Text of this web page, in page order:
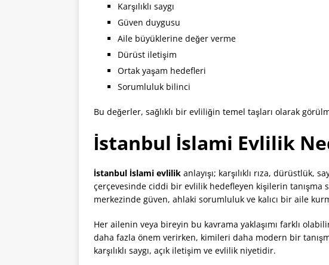
Karşılıklı saygı
Güven duygusu
Aile büyüklerine değer verme
Dürüst iletişim
Ortak yaşam hedefleri
Sorumluluk bilinci
Bu değerler, sağlıklı bir evliliğin temel taşları olarak
İstanbul İslami Evlilik
İstanbul İslami evlilik anlayışı; karşılıklı rıza, dürüstlük,
çerçevesinde ciddi bir evlilik hedefleyen kişilerin tanışma
merkezinde güven, ahlaki sorumluluk ve kalıcı bir aile
Her ailenin veya bireyin bu kavrama yaklaşımı farklı
daha fazla önem verirken, kimileri daha modern bir
karşılıklı saygı, açık iletişim ve evlilik niyetidir.